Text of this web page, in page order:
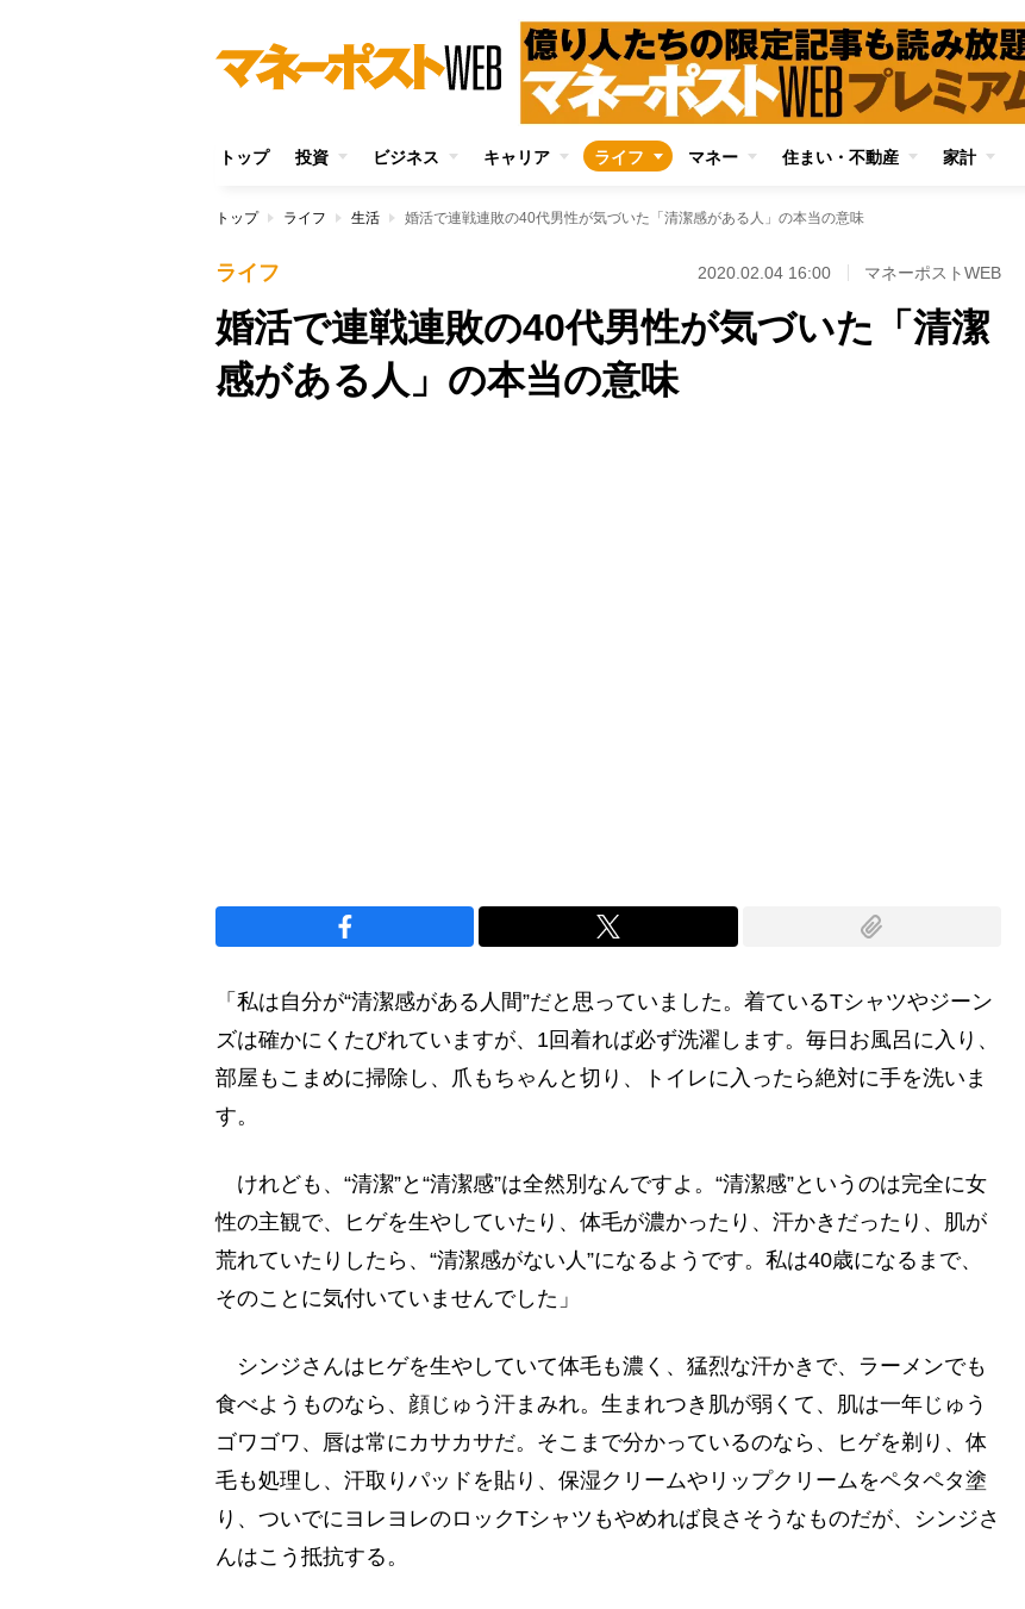
トップ 投資 ビジネス キャリア ライフ マネー 住まい・不動産 家計
トップ ライフ 生活 婚活で連戦連敗の40代男性が気づいた「清潔感がある人」の本当の意味
ライフ 2020.02.04 16:00 マネーポストWEB
婚活で連戦連敗の40代男性が気づいた「清潔
感がある人」の本当の意味
「私は自分が“清潔感がある人間”だと思っていました。着ているTシャツやジーン
ズは確かにくたびれていますが、1回着れば必ず洗濯します。毎日お風呂に入り、
部屋もこまめに掃除し、爪もちゃんと切り、トイレに入ったら絶対に手を洗いま
す。
けれども、“清潔”と“清潔感”は全然別なんですよ。“清潔感”というのは完全に女
性の主観で、ヒゲを生やしていたり、体毛が濃かったり、汗かきだったり、肌が
荒れていたりしたら、“清潔感がない人”になるようです。私は40歳になるまで、
そのことに気付いていませんでした」
シンジさんはヒゲを生やしていて体毛も濃く、猛烈な汗かきで、ラーメンでも
食べようものなら、顔じゅう汗まみれ。生まれつき肌が弱くて、肌は一年じゅう
ゴワゴワ、唇は常にカサカサだ。そこまで分かっているのなら、ヒゲを剃り、体
毛も処理し、汗取りパッドを貼り、保湿クリームやリップクリームをペタペタ塗
り、ついでにヨレヨレのロックTシャツもやめれば良さそうなものだが、シンジさ
んはこう抵抗する。